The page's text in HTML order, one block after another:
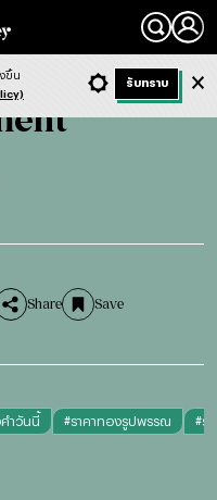
Search
Gold
Share Save
ำวันนี้ #ราคาทองรูปพรรณ #ร
Dark ฟังข่าว
ขึ้น
รับทราบ